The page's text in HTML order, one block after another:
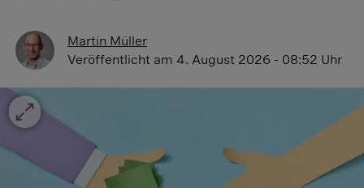
Martin Müller
Veröffentlicht am 4. August 2026 - 08:52 Uhr